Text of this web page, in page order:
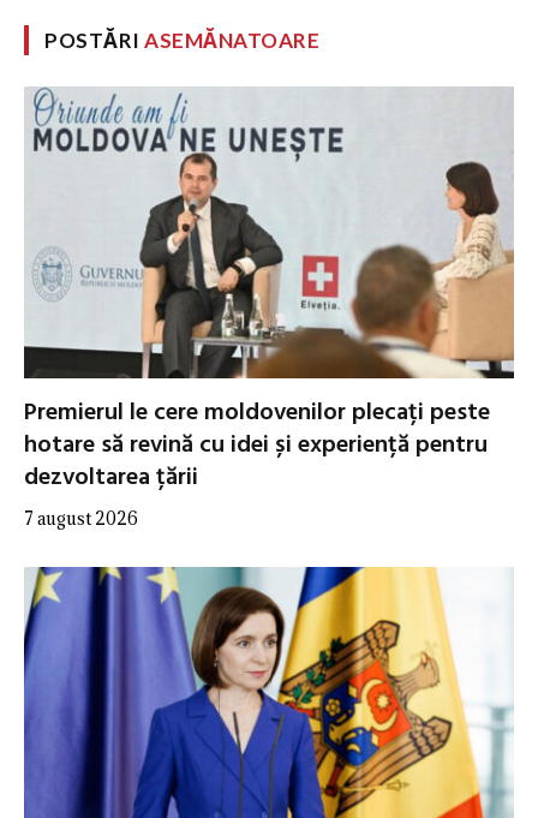
POSTĂRIASEMĂNATOARE
Premierul le cere moldovenilor plecați peste
hotare să revină cu idei și experiență pentru
dezvoltarea țării
7 august 2026